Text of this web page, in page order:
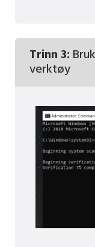
Trinn 3:
verktøy